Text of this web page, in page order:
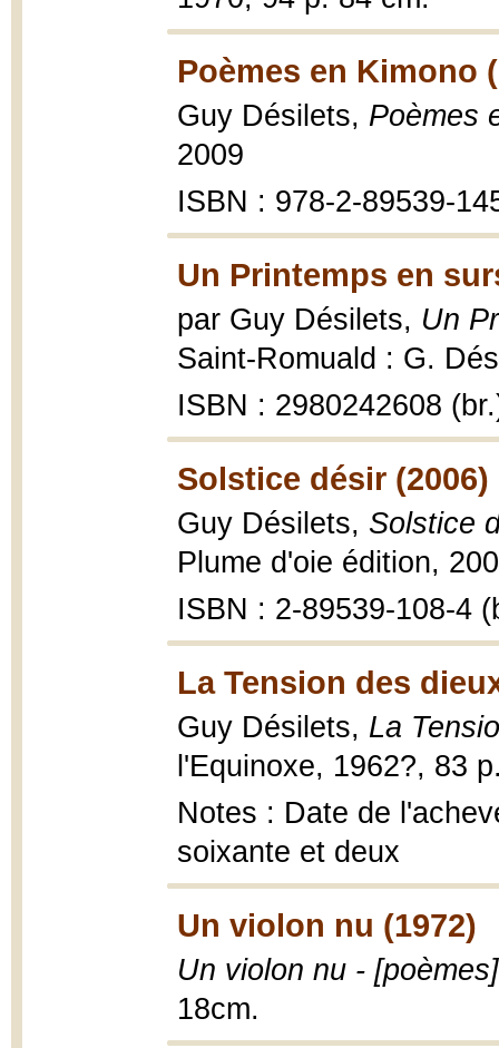
Poèmes en Kimono
Guy Désilets, Poèmes
2009
ISBN : 978-2-89539-
Un Printemps en
par Guy Désilets, Un
Saint-Romuald : G.
ISBN : 2980242608
Solstice désir (2006)
Guy Désilets, Solstice
Plume d'oie édition,
ISBN : 2-89539-108-4
La Tension des
Guy Désilets, La
l'Equinoxe, 1962?, 83
Notes : Date de
soixante et deux
Un violon nu (1972)
Un violon nu - [poèmes]
18cm.